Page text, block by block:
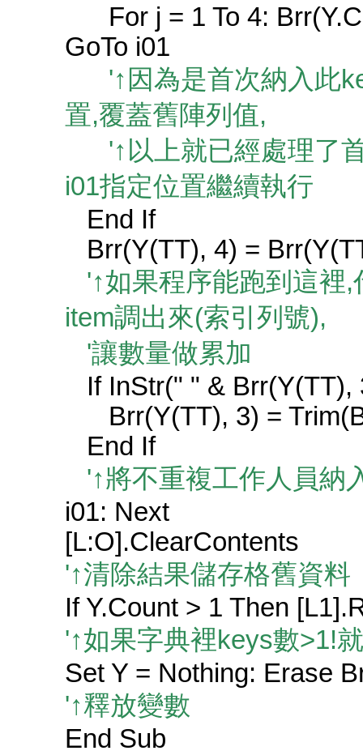
For j = 1 To 4:
GoTo i01
'↑因為是首次納入此
置,覆蓋舊陣列值,
'↑以上就已經處理了
i01指定位置繼續執行
End If
Brr(Y(TT), 4) =
'↑如果程序能跑到這裡,
item調出來(索引列號),
'讓數量做累加
If InStr(" " & Brr(Y(TT),
Brr(Y(TT), 3) =
End If
'↑將不重複工作人員納
i01: Next
[L:O].ClearContents
'↑清除結果儲存格舊資料
If Y.Count > 1 Then
'↑如果字典裡keys數>1!
Set Y = Nothing: Erase
'↑釋放變數
End Sub